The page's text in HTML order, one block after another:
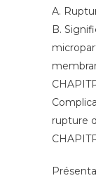
A.
B.
rupture